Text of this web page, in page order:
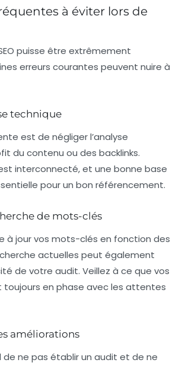
à éviter lors de
puisse être extrêmement
erreurs courantes peuvent nuire à
technique
est de négliger l’analyse
du contenu ou des backlinks.
interconnecté, et une bonne base
pour un bon référencement.
de mots-clés
à jour vos mots-clés en fonction des
actuelles peut également
de votre audit. Veillez à ce que vos
en phase avec les attentes
améliorations
de ne pas établir un audit et de ne